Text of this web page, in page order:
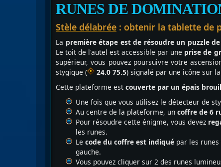
RUNES DE
Stèle délabrée : obtenir la tablette de
La première étape est de résoudre un puzzle
Le toit de l'autel est accessible par une prise de
supérieur, vous pouvez poursuivre votre
stygique (
24.0 75.5) signalé par une icône sur
Cette plateforme est couverte par un épais
Une fois que vous utilisez le détecteur de
Au centre de la plateforme, un coffre de 6
Pour résoudre cette énigme, vous devez
les runes.
Le code du coffre est indiqué par les
gauche.
Vous pouvez cliquer sur 2 des runes